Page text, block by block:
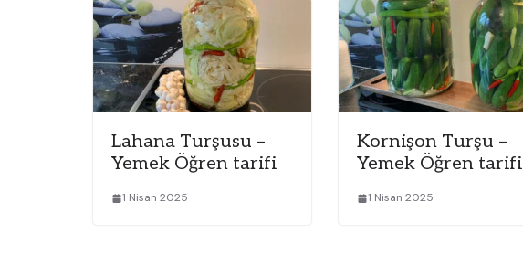
Lahana Turşusu –
Yemek Öğren tarifi
1 Nisan 2025
Kornişon Turşu –
Yemek Öğren tarifi
1 Nisan 2025